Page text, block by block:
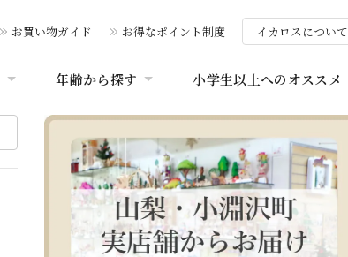
お買い物ガイド お得なポイント制度 イカロスについて
年齢から探す 小学生以上へのオススメ